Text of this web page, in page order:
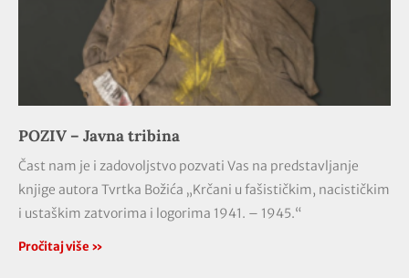
POZIV – Javna tribina
Čast nam je i zadovoljstvo pozvati Vas na predstavljanje
knjige autora Tvrtka Božića „Krčani u fašističkim, nacističkim
i ustaškim zatvorima i logorima 1941. – 1945.“
Pročitaj više »